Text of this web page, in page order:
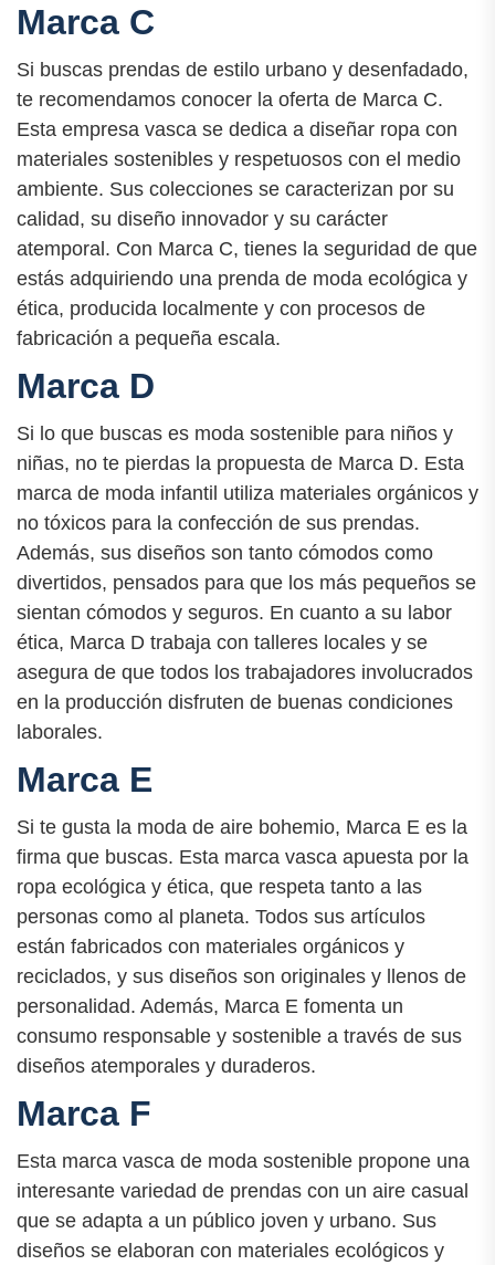
Marca C
Si buscas prendas de estilo urbano y desenfadado,
te recomendamos conocer la oferta de Marca C.
Esta empresa vasca se dedica a diseñar ropa con
materiales sostenibles y respetuosos con el medio
ambiente. Sus colecciones se caracterizan por su
calidad, su diseño innovador y su carácter
atemporal. Con Marca C, tienes la seguridad de que
estás adquiriendo una prenda de moda ecológica y
ética, producida localmente y con procesos de
fabricación a pequeña escala.
Marca D
Si lo que buscas es moda sostenible para niños y
niñas, no te pierdas la propuesta de Marca D. Esta
marca de moda infantil utiliza materiales orgánicos y
no tóxicos para la confección de sus prendas.
Además, sus diseños son tanto cómodos como
divertidos, pensados para que los más pequeños se
sientan cómodos y seguros. En cuanto a su labor
ética, Marca D trabaja con talleres locales y se
asegura de que todos los trabajadores involucrados
en la producción disfruten de buenas condiciones
laborales.
Marca E
Si te gusta la moda de aire bohemio, Marca E es la
firma que buscas. Esta marca vasca apuesta por la
ropa ecológica y ética, que respeta tanto a las
personas como al planeta. Todos sus artículos
están fabricados con materiales orgánicos y
reciclados, y sus diseños son originales y llenos de
personalidad. Además, Marca E fomenta un
consumo responsable y sostenible a través de sus
diseños atemporales y duraderos.
Marca F
Esta marca vasca de moda sostenible propone una
interesante variedad de prendas con un aire casual
que se adapta a un público joven y urbano. Sus
diseños se elaboran con materiales ecológicos y